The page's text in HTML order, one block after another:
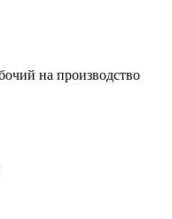
на производство